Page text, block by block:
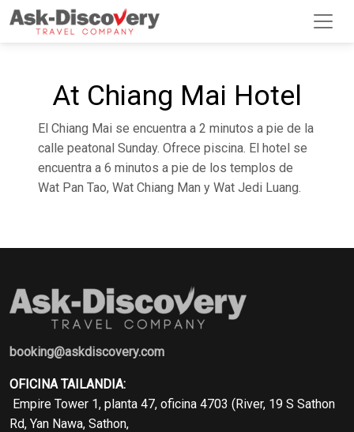
At Chiang Mai Hotel
El Chiang Mai se encuentra a 2 minutos a pie de la
calle peatonal Sunday. Ofrece piscina. El hotel se
encuentra a 6 minutos a pie de los templos de
Wat Pan Tao, Wat Chiang Man y Wat Jedi Luang.
booking@askdiscovery.com
OFICINA TAILANDIA:
Empire Tower 1, planta 47, oficina 4703 (River, 19 S Sathon
Rd, Yan Nawa, Sathon,